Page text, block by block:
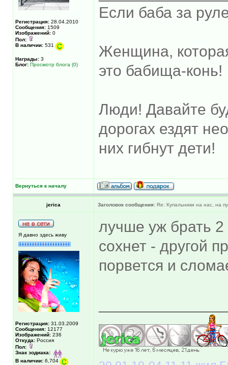
Регистрация: 28.04.2010
Сообщения: 1509
Изображений: 0
Пол:
В наличии: 531
Награды: 3
Блог: Просмотр блога (0)
Если баба за
Женщина,
это бабища-конь!
Люди! Давайте
дорогах ездят
них гибнут дети!
Вернуться к началу
jerica Заголовок сообщения: Re: Купальники на нас, на
Я давно здесь живу
Регистрация: 31.03.2009
Сообщения: 12177
Изображений: 236
Откуда: Россия
Пол:
Знак зодиака:
В наличии: 6,704
лучше уж брать 2
сохнет - другой
порвется и